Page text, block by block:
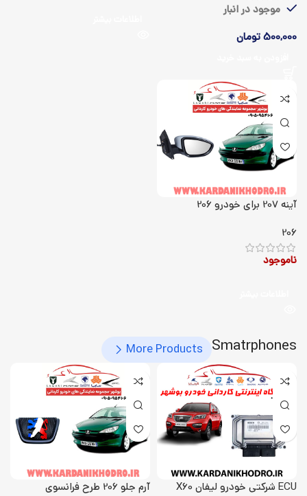
موجود در انبار
500,000تومان
آینه 207 برای خودرو 206
206
ناموجود
Smatrphones
More Products
ECU شرکتی خودرو لیفان X60 آرم جلو 206 طرح فرانسوی